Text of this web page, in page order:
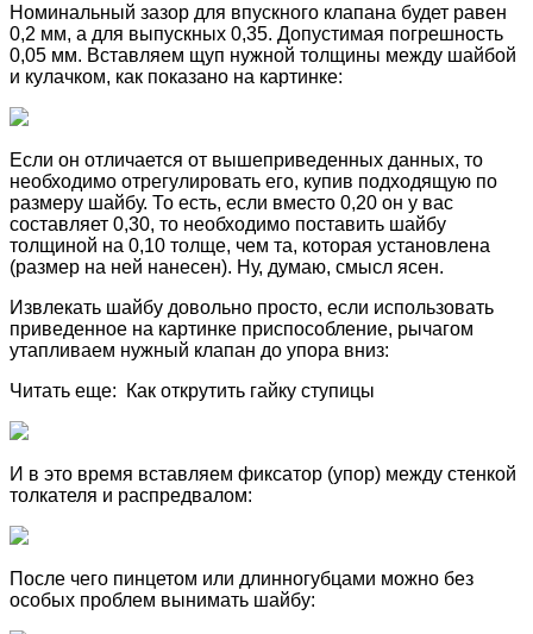
Номинальный зазор для впускного клапана будет равен
0,2 мм, а для выпускных 0,35. Допустимая погрешность
0,05 мм. Вставляем щуп нужной толщины между шайбой
и кулачком, как показано на картинке:
Если он отличается от вышеприведенных данных, то
необходимо отрегулировать его, купив подходящую по
размеру шайбу. То есть, если вместо 0,20 он у вас
составляет 0,30, то необходимо поставить шайбу
толщиной на 0,10 толще, чем та, которая установлена
(размер на ней нанесен). Ну, думаю, смысл ясен.
Извлекать шайбу довольно просто, если использовать
приведенное на картинке приспособление, рычагом
утапливаем нужный клапан до упора вниз:
Читать еще: Как открутить гайку ступицы
И в это время вставляем фиксатор (упор) между стенкой
толкателя и распредвалом:
После чего пинцетом или длинногубцами можно без
особых проблем вынимать шайбу: